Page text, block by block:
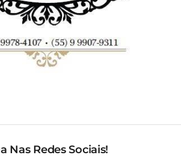
Nas Redes Sociais!